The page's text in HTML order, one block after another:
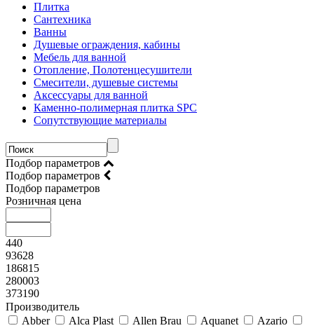
Плитка
Сантехника
Ванны
Душевые ограждения, кабины
Мебель для ванной
Отопление, Полотенцесушители
Смесители, душевые системы
Аксессуары для ванной
Каменно-полимерная плитка SPC
Сопутствующие материалы
Подбор параметров
Подбор параметров
Подбор параметров
Розничная цена
440
93628
186815
280003
373190
Производитель
Abber
Alca Plast Allen Brau Aquanet
Azario